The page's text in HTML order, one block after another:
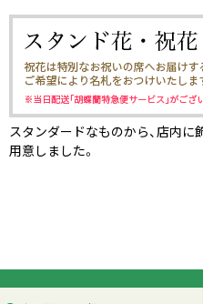
スタンダードなものから、店内
用意しました。